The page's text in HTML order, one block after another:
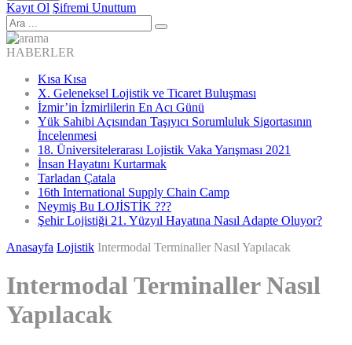
Kayıt Ol Şifremi Unuttum
HABERLER
Kısa Kısa
X. Geleneksel Lojistik ve Ticaret Buluşması
İzmir’in İzmirlilerin En Acı Günü
Yük Sahibi Açısından Taşıyıcı Sorumluluk Sigortasının
İncelenmesi
18. Üniversitelerarası Lojistik Vaka Yarışması 2021
İnsan Hayatını Kurtarmak
Tarladan Çatala
16th International Supply Chain Camp
Neymiş Bu LOJİSTİK ???
Şehir Lojistiği 21. Yüzyıl Hayatına Nasıl Adapte Oluyor?
Anasayfa Lojistik Intermodal Terminaller Nasıl Yapılacak
Intermodal Terminaller Nasıl
Yapılacak